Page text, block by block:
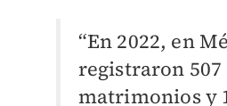
“En 2022, en
registraron 507
matrimonios y